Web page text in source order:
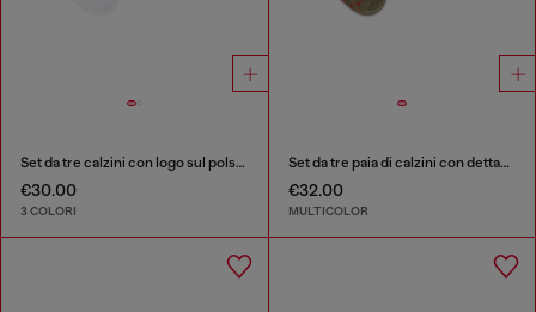
Set da tre calzini con logo sul polsino
€30.00
3 COLORI
Set da tre paia di calzini con dettaglio logo
€32.00
MULTICOLOR